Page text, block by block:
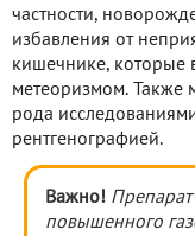
частности,
избавления от
кишечнике, которые
метеоризмом. Также
рода
рентгенографией.
Важно!
повышенного